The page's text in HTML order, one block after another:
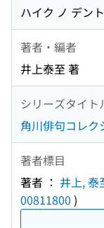
ハイク ノ デン
著者・編者
井上泰至 著
シリーズタイト
角川俳句コレク
著者標目
著者 ： 井上, 泰
00811800 )